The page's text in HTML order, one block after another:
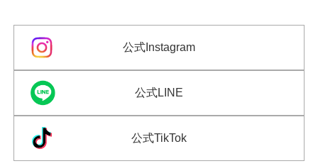
公式Instagram
公式LINE
公式TikTok